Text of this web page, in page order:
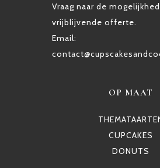
Vraag naar de
vrijblijvende offerte.
Email:
OP MAAT
CUPCAKES
DONUTS